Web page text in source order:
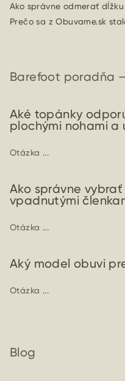
Ako správne odmerať
Prečo sa z Obuvame.sk
Barefoot poradňa
Aké topánky
plochými nohami a
Otázka ...
Ako správne
vpadnutými
Otázka ...
Aký model obuvi
Otázka ...
Blog